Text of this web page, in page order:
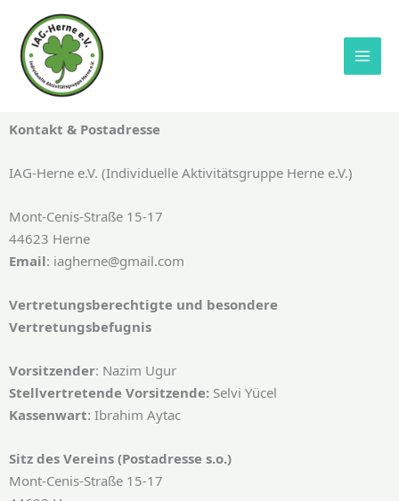
Inhalt
springen
IAG-Herne e.V. (Individuelle Aktivitätsgruppe Herne e.V.)
Vereinsregister:
Registernummer:
Kontakt & Postadresse
IAG-Herne e.V. (Individuelle Aktivitätsgruppe Herne e.V.)
Mont-Cenis-Straße 15-17
44623 Herne
Email: iagherne@gmail.com
Vertretungsberechtigte und besondere
Vertretungsbefugnis
Vorsitzender: Nazim Ugur
Stellvertretende Vorsitzende: Selvi Yücel
Kassenwart: Ibrahim Aytac
Sitz des Vereins (Postadresse s.o.)
Mont-Cenis-Straße 15-17